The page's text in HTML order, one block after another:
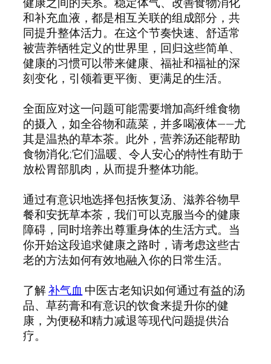
和补充血液，都是相互关联的组成部分，共
同提升整体活力。在这个节奏快速、舒适常
被营养牺牲定义的世界里，回归这些简单、
健康的习惯可以带来健康、福祉和福祉的深
刻变化，引领着更平衡、更满足的生活。
全面应对这一问题可能需要增加高纤维食物
的摄入，如全谷物和蔬菜，并多喝液体——尤
其是温热的草本茶。此外，营养汤还能帮助
食物消化;它们温暖、令人安心的特性有助于
放松胃部肌肉，从而提升整体功能。
通过有意识地选择包括恢复汤、滋养谷物早
餐和安抚草本茶，我们可以克服当今的健康
障碍，同时培养出尊重身体的生活方式。当
你开始这段追求健康之路时，请考虑这些古
老的方法如何有效地融入你的日常生活。
了解补气血 中医古老知识如何通过有益的汤
品、草药膏和有意识的饮食来提升你的健
康，为便秘和精力减退等现代问题提供治
疗。